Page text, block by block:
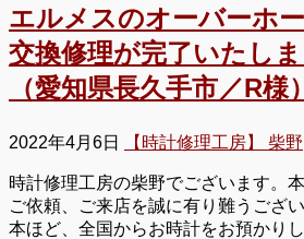
エルメスのオーバーホ
交換修理が完了いたしま
（愛知県長久手市／R様）
2022年4月6日 【時計修理工房】 柴野
時計修理工房の柴野でございます。
ご依頼、ご来店を誠に有り難うござ
本ほど、全国からお時計をお預かり